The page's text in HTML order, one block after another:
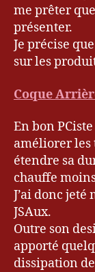
me prêter
présenter.
Je précise
sur les
Coque
En bon
améliorer les
étendre sa
chauffe
J’ai donc
JSAux.
Outre son
apporté
dissipation